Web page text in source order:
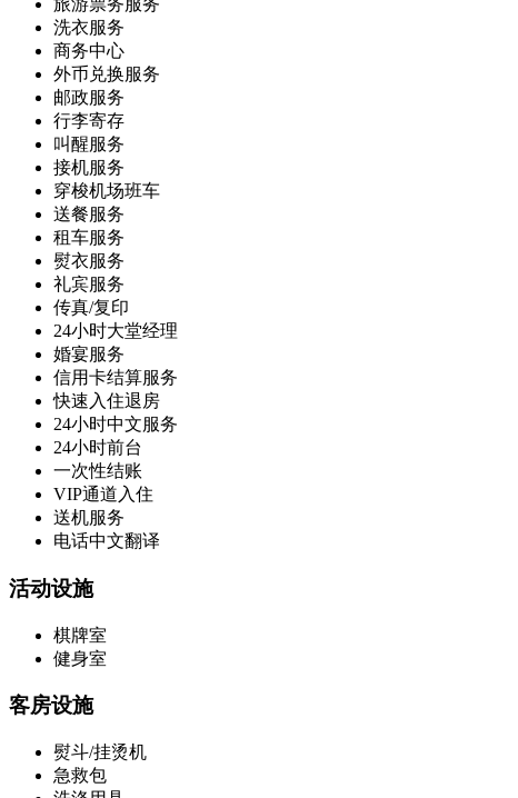
旅游票务服务
洗衣服务
商务中心
外币兑换服务
邮政服务
行李寄存
叫醒服务
接机服务
穿梭机场班车
送餐服务
租车服务
熨衣服务
礼宾服务
传真/复印
24小时大堂经理
婚宴服务
信用卡结算服务
快速入住退房
24小时中文服务
24小时前台
一次性结账
VIP通道入住
送机服务
电话中文翻译
活动设施
棋牌室
健身室
客房设施
熨斗/挂烫机
急救包